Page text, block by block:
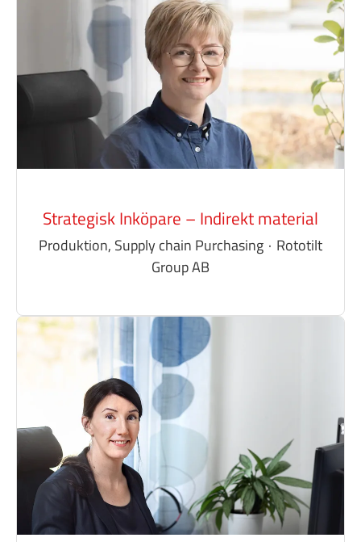
Strategisk Inköpare – Indirekt material
Produktion, Supply chain Purchasing · Rototilt
Group AB